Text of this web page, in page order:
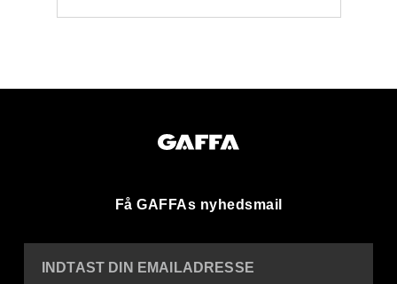
Få GAFFAs nyhedsmail
INDTAST DIN EMAILADRESSE